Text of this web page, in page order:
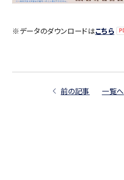
※データのダウンロードはこちら
前の記事 一覧へ